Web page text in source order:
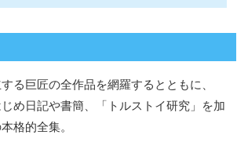
る巨匠の全作品を網羅するとともに、
じめ日記や書簡、「トルストイ研究」を加
格的全集。